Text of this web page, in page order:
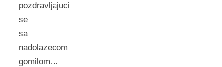
pozdravljajuci
se
sa
nadolazecom
gomilom…